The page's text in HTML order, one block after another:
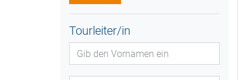
Tourleiter/in